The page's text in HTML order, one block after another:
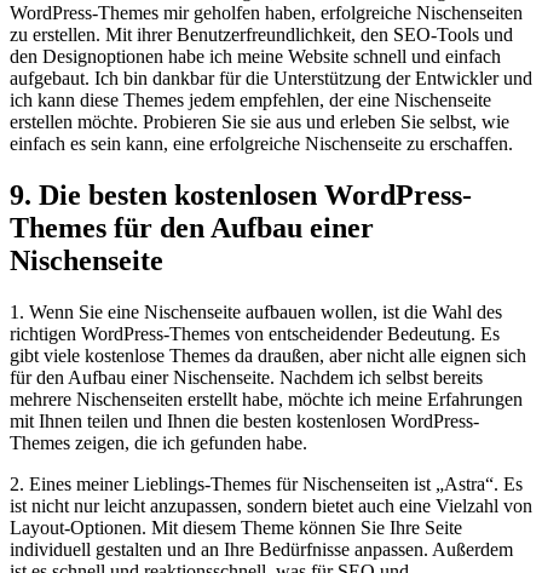
WordPress-Themes mir geholfen haben,‌ erfolgreiche⁣ Nischenseiten⁢
zu‍ erstellen. Mit ihrer Benutzerfreundlichkeit, den ‍SEO-Tools und
den Designoptionen⁤ habe ich ⁤meine Website schnell und einfach
aufgebaut. Ich bin dankbar für die Unterstützung der Entwickler und
ich kann diese Themes‍ jedem⁢ empfehlen, der eine Nischenseite
erstellen möchte. Probieren Sie sie aus und erleben Sie selbst, wie
einfach es sein kann,⁤ eine erfolgreiche Nischenseite zu erschaffen.
9. Die besten kostenlosen WordPress-
Themes⁤ für den Aufbau einer
Nischenseite
1. Wenn Sie eine⁤ Nischenseite aufbauen wollen, ist die Wahl ⁢des
richtigen WordPress-Themes von entscheidender Bedeutung. Es
gibt viele kostenlose Themes da draußen, aber nicht alle eignen sich
für den Aufbau ⁣einer Nischenseite. Nachdem ich selbst bereits‌
mehrere Nischenseiten erstellt ​habe, möchte ich meine⁤ Erfahrungen
mit Ihnen teilen und ‍Ihnen die besten kostenlosen WordPress-
Themes zeigen, die ‌ich gefunden‍ habe.
2. Eines meiner Lieblings-Themes für⁤ Nischenseiten ist „Astra“. Es ​
ist nicht nur ​leicht⁢ anzupassen, sondern⁣ bietet auch eine Vielzahl von
Layout-Optionen. Mit diesem⁤ Theme können Sie Ihre Seite
individuell gestalten und an Ihre Bedürfnisse anpassen. Außerdem